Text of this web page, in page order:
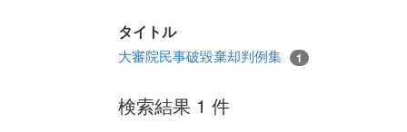
タイトル
大審院民事破毀棄却判例集 1
検索結果 1 件